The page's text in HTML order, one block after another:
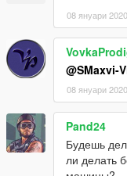
08 януари 2020
@SMaxvi-
08 януари 2020
Pand24
Будешь
ли делать